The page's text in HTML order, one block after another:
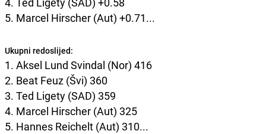
5. Marcel Hirscher (Aut) +0.71...
Ukupni redoslijed:
1. Aksel Lund Svindal (Nor) 416
2. Beat Feuz (Švi) 360
3. Ted Ligety (SAD) 359
4. Marcel Hirscher (Aut) 325
5. Hannes Reichelt (Aut) 310...